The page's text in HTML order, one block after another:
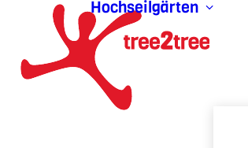
Hochseilgärten